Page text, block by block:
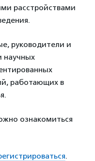
расстройствами
руководители и
научных
работающих в
ознакомиться
.